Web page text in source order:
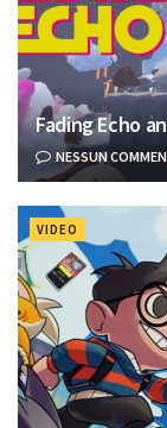
Fading Echo
NESSUN
VIDEO